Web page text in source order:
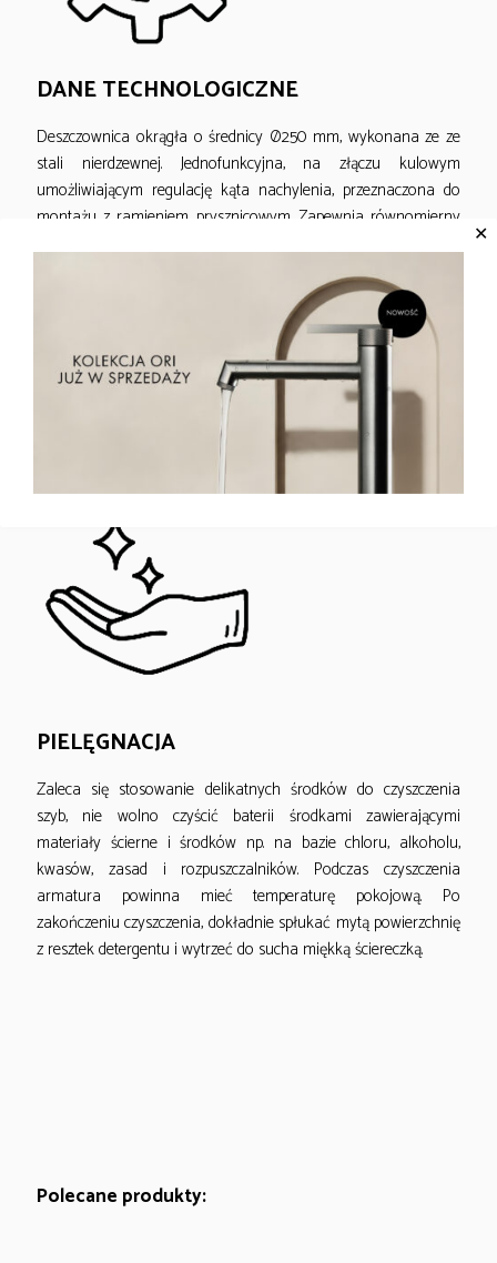
DANE TECHNOLOGICZNE
Deszczownica okrągła o średnicy Ø250 mm, wykonana ze ze
stali nierdzewnej. Jednofunkcyjna, na złączu kulowym
umożliwiającym regulację kąta nachylenia, przeznaczona do
montażu z ramieniem prysznicowym. Zapewnia równomierny
Deszczownica została wykończona w technologii
– to proces polegający na
chemicznym nakładaniu metalicznych powłok na deszczownice
z wykorzystaniem wodnych roztworów. Proces ten zakończony
jest nałożeniem ochronnej warstwy olejowej, zabezpieczającej
przed odciskami palców i zabrudzeniami.
PIELĘGNACJA
Zaleca się stosowanie delikatnych środków do czyszczenia
szyb, nie wolno czyścić baterii środkami zawierającymi
materiały ścierne i środków np. na bazie chloru, alkoholu,
kwasów, zasad i rozpuszczalników. Podczas czyszczenia
armatura powinna mieć temperaturę pokojową. Po
zakończeniu czyszczenia, dokładnie spłukać mytą powierzchnię
z resztek detergentu i wytrzeć do sucha miękką ściereczką.
Polecane produkty:
✕